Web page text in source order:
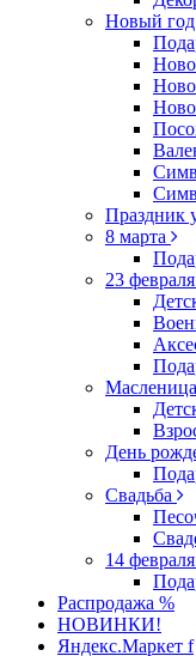
Новый год
Праздник
8 марта
23
Масленица
День
Свадьба
14 февраля
Распродажа %
НОВИНКИ!
Яндекс.Маркет f